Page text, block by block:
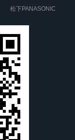
松下PANASONIC